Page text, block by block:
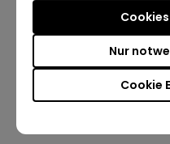
Cookie
Nur
Monitorarm hilft dabei,
positionieren und
steigt sowohl die
Komfort. Zudem
hochkant gedreht
flexibler und effizienter